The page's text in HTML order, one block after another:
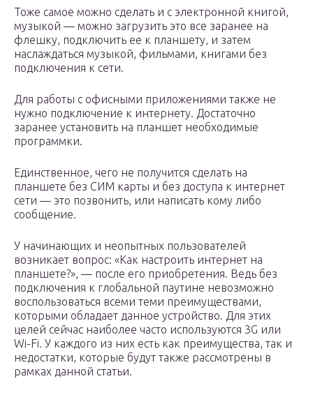
Тоже самое можно сделать и с электронной книгой,
музыкой — можно загрузить это все заранее на
флешку, подключить ее к планшету, и затем
наслаждаться музыкой, фильмами, книгами без
подключения к сети.
Для работы с офисными приложениями также не
нужно подключение к интернету. Достаточно
заранее установить на планшет необходимые
программки.
Единственное, чего не получится сделать на
планшете без СИМ карты и без доступа к интернет
сети — это позвонить, или написать кому либо
сообщение.
У начинающих и неопытных пользователей
возникает вопрос: «Как настроить интернет на
планшете?», — после его приобретения. Ведь без
подключения к глобальной паутине невозможно
воспользоваться всеми теми преимуществами,
которыми обладает данное устройство. Для этих
целей сейчас наиболее часто используются 3G или
Wi-Fi. У каждого из них есть как преимущества, так и
недостатки, которые будут также рассмотрены в
рамках данной статьи.